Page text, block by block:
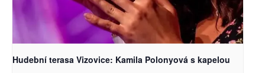
Hudební terasa Vizovice: Kamila Polonyová s kapelou